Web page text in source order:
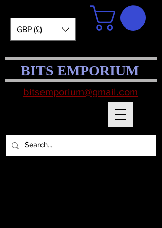
BITS EMPORIUM
GBP (£)
bitsemporium@gmail.com